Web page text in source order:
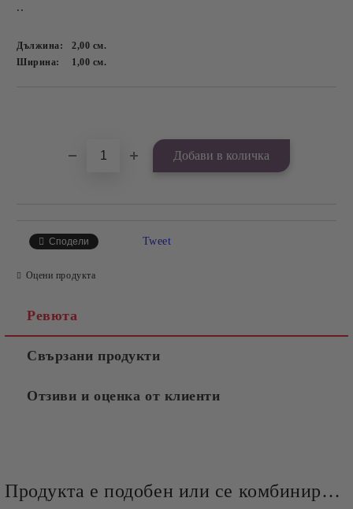
..
Дължина: 2,00 см.
Ширина:
1,00 см.
Сподели Tweet
Оцени продукта
Ревюта
Свързани продукти
Отзиви и оценка от клиенти
Продукта е подобен или се комбинира добре и със следните продукти :